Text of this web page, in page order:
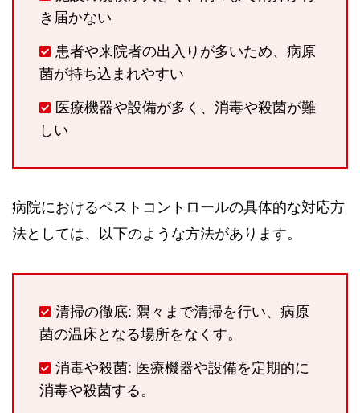
き届かない
患者や来院者の出入りが多いため、病原
菌が持ち込まれやすい
医療機器や設備が多く、消毒や殺菌が難
しい
病院におけるペストコントロールの具体的な対応方
法としては、以下のような方法があります。
清掃の徹底: 隅々まで清掃を行い、病原
菌の温床となる場所をなくす。
消毒や殺菌: 医療機器や設備を定期的に
消毒や殺菌する。